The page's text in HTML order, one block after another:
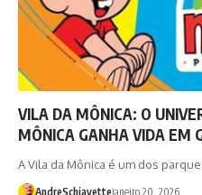
VILA DA MÔNICA: O
MÔNICA GANHA VIDA EM
A Vila da Mônica é um dos
AndreSchiavettejaneiro 20, 2026